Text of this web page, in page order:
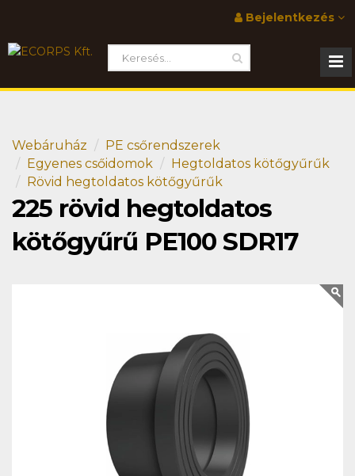
Bejelentkezés
Webáruház
PE csőrendszerek
Egyenes csőidomok
Hegtoldatos kötőgyűrűk
Rövid hegtoldatos kötőgyűrűk
225 rövid hegtoldatos
kötőgyűrű PE100 SDR17